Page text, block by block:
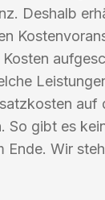
Deshalb
auf
So gibt es
Ende. Wir